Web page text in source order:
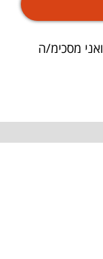
ואני מסכימ/ה